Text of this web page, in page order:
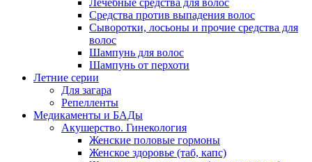
Лечебные средства для волос
Средства против выпадения волос
Сыворотки, лосьоны и прочие средства для
волос
Шампунь для волос
Шампунь от перхоти
Летние серии
Для загара
Репелленты
Медикаменты и БАДы
Акушерство. Гинекология
Женские половые гормоны
Женское здоровье (таб, капс)